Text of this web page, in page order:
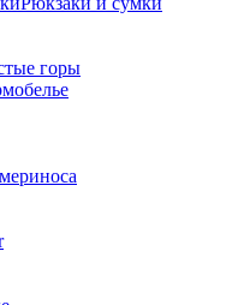
горы